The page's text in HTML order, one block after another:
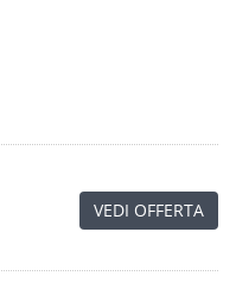
VEDI OFFERTA